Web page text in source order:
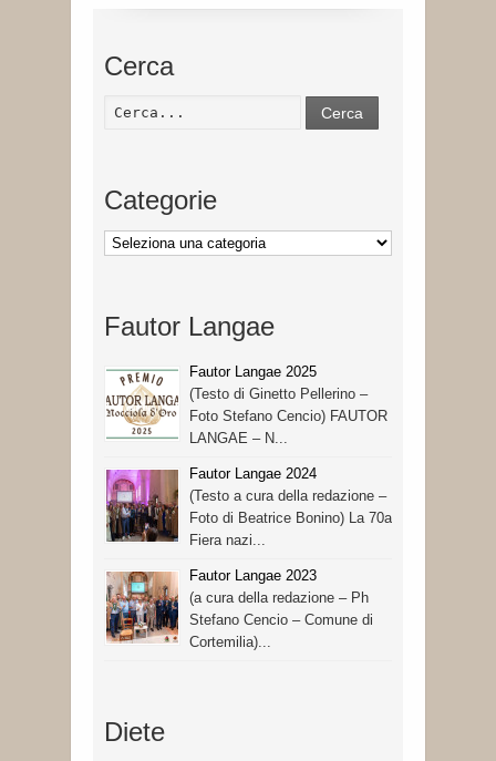
Cerca
Cerca
Categorie
Categorie
Fautor Langae
Fautor Langae 2025
(Testo di Ginetto Pellerino –
Foto Stefano Cencio) FAUTOR
LANGAE – N...
Fautor Langae 2024
(Testo a cura della redazione –
Foto di Beatrice Bonino) La 70a
Fiera nazi...
Fautor Langae 2023
(a cura della redazione – Ph
Stefano Cencio – Comune di
Cortemilia)...
Diete